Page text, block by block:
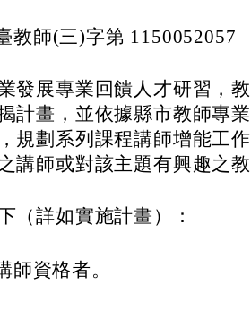
教師(三)字第 1150052057
發展專業回饋人才研習，教
計畫，並依據縣市教師專業
規劃系列課程講師增能工作
講師或對該主題有興趣之教
（詳如實施計畫）：
資格者。